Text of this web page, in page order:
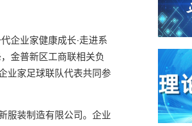
企业家健康成长·走进系
金普新区工商联相关负
业家足球联队代表共同参
服装制造有限公司。企业